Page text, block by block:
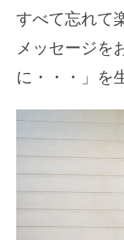
すべて忘れて
メッセージを
に・・・」を